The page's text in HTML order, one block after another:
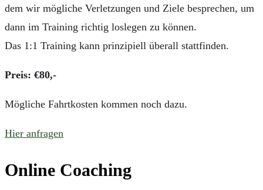
dem wir mögliche Verletzungen und Ziele besprechen, um
dann im Training richtig loslegen zu können.
Das 1:1 Training kann prinzipiell überall stattfinden.
Preis: €80,-
Mögliche Fahrtkosten kommen noch dazu.
Hier anfragen
Online Coaching